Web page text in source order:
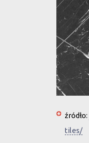
źródło:
tiles/